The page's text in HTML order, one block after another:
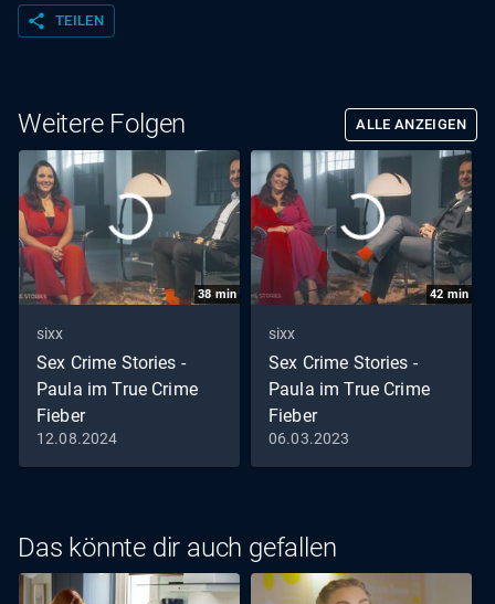
Fall jedoch eine ungeahnte Wendung. Außerdem erzählt
share TEILEN
Weitere Folgen ALLE ANZEIGEN
38 min
sixx
Sex Crime Stories -
Paula im True Crime
Fieber
Asche
12.08.2024
42 min
sixx
Sex Crime Stories -
Paula im True Crime
Fieber
Familie
06.03.2023
Das könnte dir auch gefallen